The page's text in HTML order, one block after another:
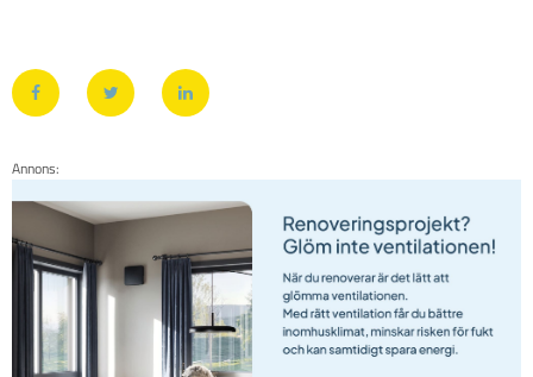
Annons: